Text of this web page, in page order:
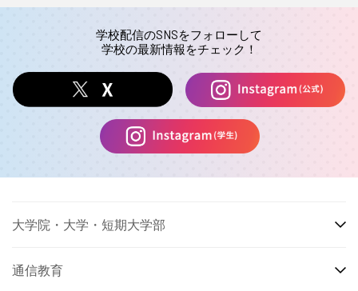
学校配信のSNSをフォローして
学校の最新情報をチェック！
大学院・大学・短期大学部
通信教育